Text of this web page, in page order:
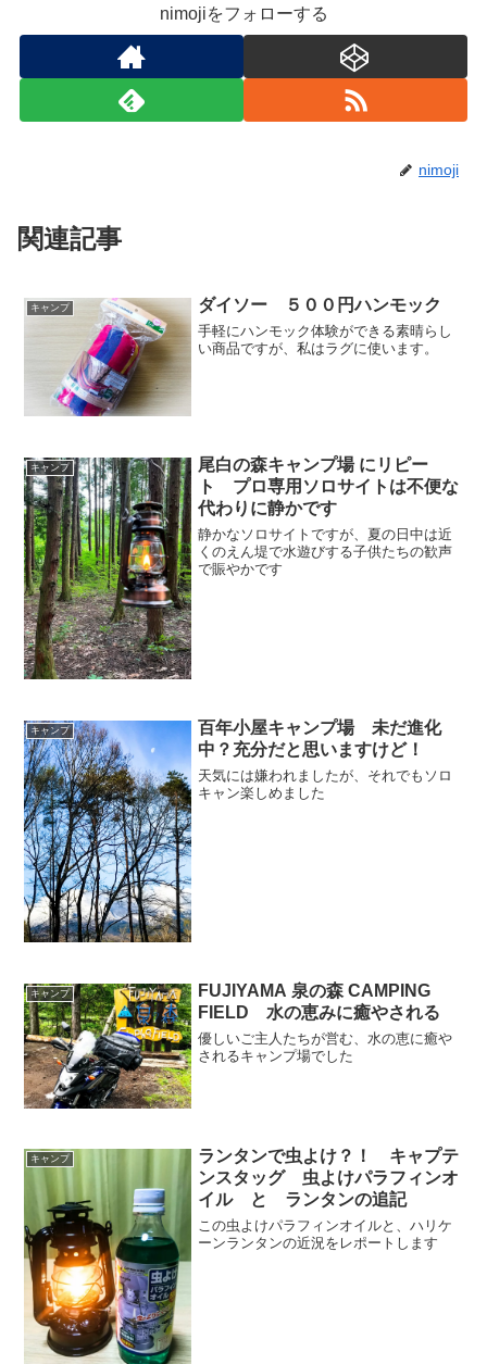
nimojiをフォローする
nimoji
関連記事
キャンプ ダイソー ５００円ハンモック
手軽にハンモック体験ができる素晴らし
い商品ですが、私はラグに使います。
キャンプ
尾白の森キャンプ場 にリピー
ト プロ専用ソロサイトは不便な
代わりに静かです
静かなソロサイトですが、夏の日中は近
くのえん堤で水遊びする子供たちの歓声
で賑やかです
キャンプ
百年小屋キャンプ場 未だ進化
中？充分だと思いますけど！
天気には嫌われましたが、それでもソロ
キャン楽しめました
キャンプ
FUJIYAMA 泉の森 CAMPING
FIELD 水の恵みに癒やされる
優しいご主人たちが営む、水の恵に癒や
されるキャンプ場でした
キャンプ
ランタンで虫よけ？！ キャプテ
ンスタッグ 虫よけパラフィンオ
イル と ランタンの追記
この虫よけパラフィンオイルと、ハリケ
ーンランタンの近況をレポートします